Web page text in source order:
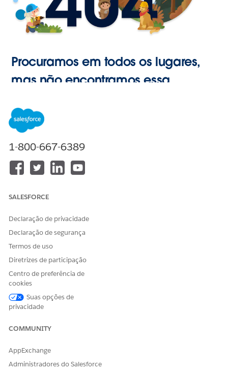
Procuramos em todos os lugares,
mas não encontramos essa
1-800-667-6389
SALESFORCE
Declaração de privacidade
Declaração de segurança
Termos de uso
Diretrizes de participação
Centro de preferência de
cookies
Suas opções de
privacidade
COMMUNITY
AppExchange
Administradores do Salesforce